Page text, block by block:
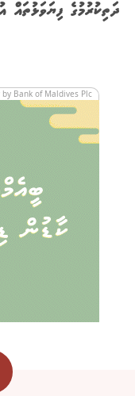
ދަތިކުރުމުގެ ފިޔަވަޅުތައް
by Bank of Maldives Plc